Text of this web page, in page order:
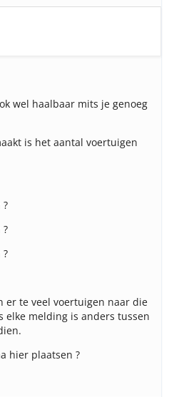
wel haalbaar mits je genoeg
is het aantal voertuigen
er te veel voertuigen naar die
elke melding is anders tussen
hier plaatsen ?